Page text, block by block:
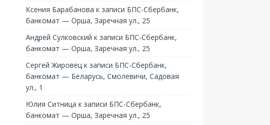
Ксения Барабанова к записи БПС-Сбербанк,
банкомат — Орша, Заречная ул., 25
Андрей Сулковский к записи БПС-Сбербанк,
банкомат — Орша, Заречная ул., 25
Сергей Жировец к записи БПС-Сбербанк,
банкомат — Беларусь, Смолевичи, Садовая
ул., 1
Юлия Ситница к записи БПС-Сбербанк,
банкомат — Орша, Заречная ул., 25